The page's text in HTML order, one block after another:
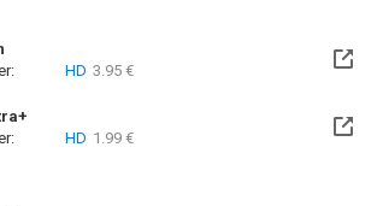
hasta el Sab, 26 Sep 2026 (Queda 1 mes)
HD 3.95 €
HD 1.99 €